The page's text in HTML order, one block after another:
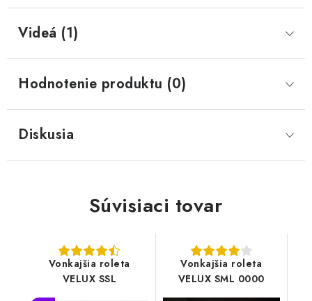
Videá (1)
Hodnotenie produktu (0)
Diskusia
Súvisiaci tovar
Vonkajšia roleta
VELUX SSL
Vonkajšia roleta
VELUX SML 0000